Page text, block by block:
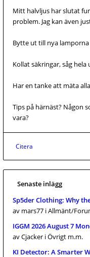
Mitt halvljus har slutat
problem. Jag kan även
Bytte ut till nya
Kollat säkringar, såg hela
Har en tanke att mäta
Tips på härnäst? Någon
vara?
Citera
Senaste inlägg
Sp5der Clothing: Why
av mars77 i Allmänt/
IGGM 2026 August 7
av Cjacker i Övrigt m.m.
KI Detector: A Smarter